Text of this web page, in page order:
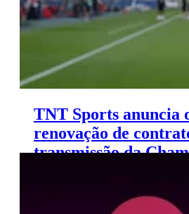
TNT Sports anuncia
renovação de
transmissão da